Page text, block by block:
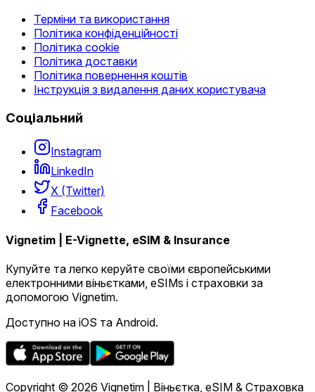
Терміни та використання
Політика конфіденційності
Політика cookie
Політика доставки
Політика повернення коштів
Інструкція з видалення даних користувача
Соціальний
Instagram
LinkedIn
X (Twitter)
Facebook
Vignetim | E-Vignette, eSIM & Insurance
Купуйте та легко керуйте своїми європейськими
електронними віньєтками, eSIMs і страховки за
допомогою Vignetim.
Доступно на iOS та Android.
Copyright © 2026 Vignetim | Віньєтка, eSIM & Страховка